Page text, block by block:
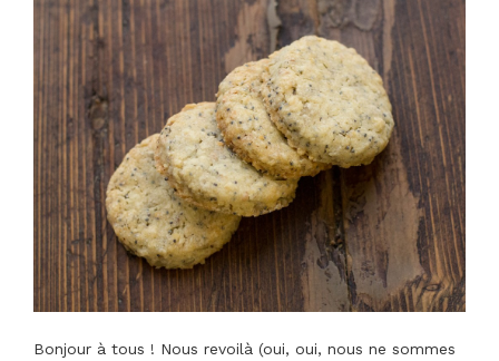
Bonjour à tous ! Nous revoilà (oui, oui, nous ne sommes